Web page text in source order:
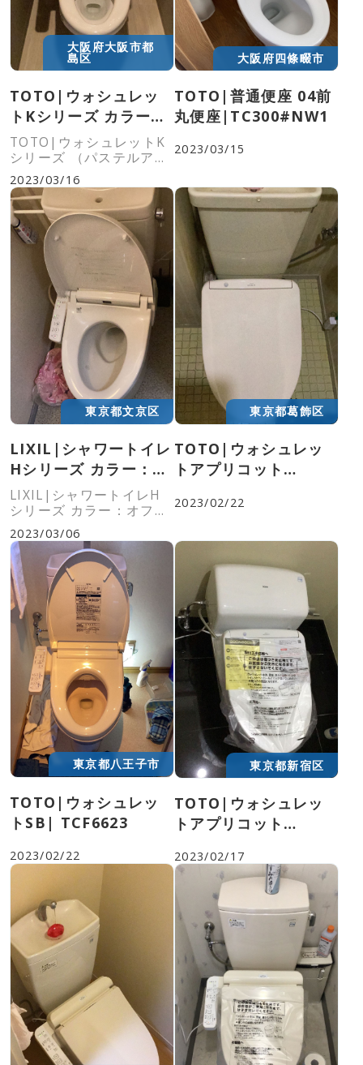
大阪府大阪市都
島区
TOTO|ウォシュレッ
トKシリーズ カラー：
パステルアイボリ
ー|TCF8GK35#SC1
TOTO|ウォシュレットK
シリーズ （パステルアイ
ボリー）
2023/03/16
大阪府四條畷市
TOTO|普通便座 04前
丸便座|TC300#NW1
2023/03/15
東京都文京区
LIXIL|シャワートイレ
Hシリーズ カラー：オ
フホワイト|CW-
H42#BN8
LIXIL|シャワートイレH
シリーズ カラー：オフホ
ワイト|CW-H42#BN8
2023/03/06
東京都葛飾区
TOTO|ウォシュレッ
トアプリコット
2023/02/22
東京都八王子市
TOTO|ウォシュレッ
トSB| TCF6623
2023/02/22
東京都新宿区
TOTO|ウォシュレッ
トアプリコット
2023/02/17